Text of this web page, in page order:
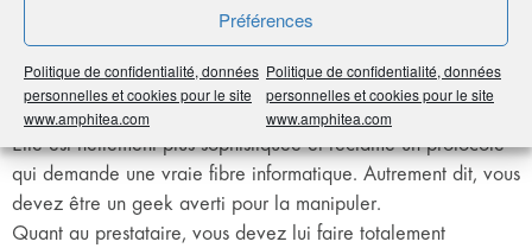
Préférences
Politique de confidentialité, données
personnelles et cookies pour le site
www.amphitea.com
Politique de confidentialité, données
personnelles et cookies pour le site
www.amphitea.com
Mais attention, si vous perdez le code de votre clé,
impossible de récupérer vos fonds.
Or, la clé n’est pas la même que celle sur laquelle vous
stockez vos données habituelles.
Elle est nettement plus sophistiquée et réclame un protocole
qui demande une vraie fibre informatique. Autrement dit, vous
devez être un geek averti pour la manipuler.
Quant au prestataire, vous devez lui faire totalement